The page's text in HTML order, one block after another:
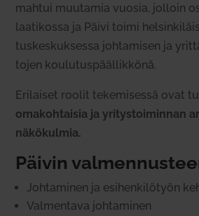
mahtui muu­tamia vuosia, jolloin
laa­ti­kossa ja Päivi toimi
tus­kes­kuk­sessa joh­ta­misen ja
tojen kou­lu­tus­pääl­likkönä.
Eri­laiset roolit teke­mi­sessä ovat
oma­koh­taisia ja yri­tys­toi­minnan
näkö­kulmia.
Päivin
Joh­ta­minen ja esi­hen­ki­lötyön
Val­mentava joh­ta­minen